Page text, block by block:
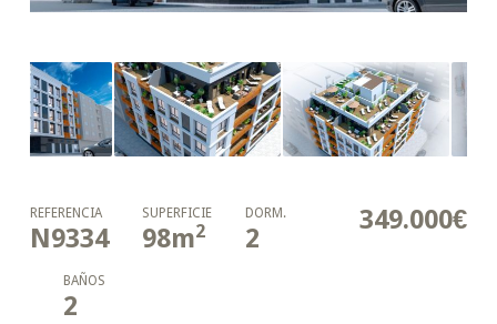
349.000€
REFERENCIA
N9334
SUPERFICIE
98m2
DORM.
2
BAÑOS
2